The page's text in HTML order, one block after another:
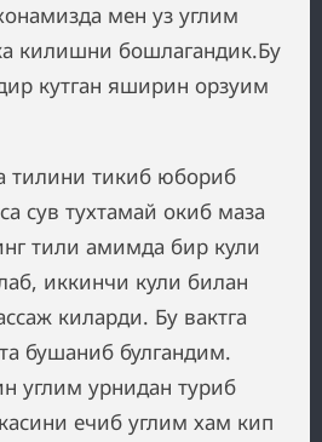
мен уз углим
килишни бошлагандик.Бу
кутган яширин орзуим
тилини тикиб юбориб
сув тухтамай окиб маза
тили амимда бир кули
иккинчи кули билан
киларди. Бу вактга
бушаниб булгандим.
углим урнидан туриб
ечиб углим хам кип